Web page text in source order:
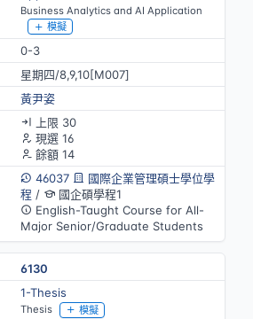
Business Analytics and AI Application
模擬
0-3
星期四/8,9,10[M007]
黃尹姿
上限 30
現選 16
餘額 14
46037
國際企業管理碩士學位學
程 /
國企碩學程1
English-Taught Course for All-
Major Senior/Graduate Students
6130
1-Thesis
Thesis 模擬